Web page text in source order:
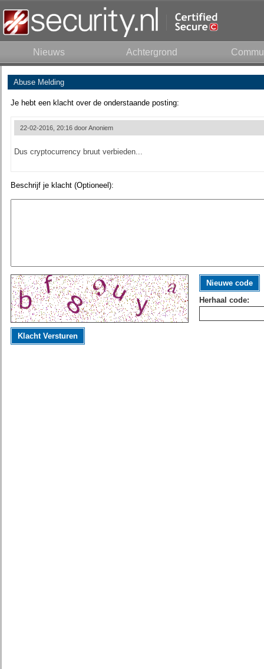
Nieuws Achtergrond
Abuse Melding
Je hebt een klacht over de onderstaande posting:
22-02-2016, 20:16 doorAnoniem
Dus cryptocurrency bruut verbieden...
Beschrijf je klacht (Optioneel):
Nieuwe code
Herhaal code:
Klacht Versturen